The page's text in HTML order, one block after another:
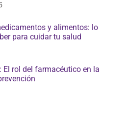
y alimentos: lo
para cuidar tu salud
El rol del farmacéutico en la